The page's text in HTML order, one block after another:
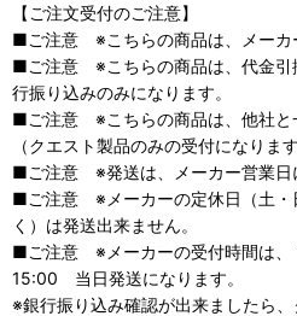
【ご注文受付のご注意】
■ご注意 ※こちらの商品は、メーカ
■ご注意 ※こちらの商品は、代金引
行振り込みのみになります。
■ご注意 ※こちらの商品は、他社と
（クエスト製品のみの受付になります
■ご注意 ※発送は、メーカー営業日
■ご注意 ※メーカーの定休日（土・
く）は発送出来ません。
■ご注意 ※メーカーの受付時間は
15:00 当日発送になります。
※銀行振り込み確認が出来ましたら